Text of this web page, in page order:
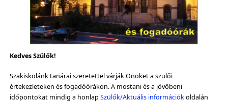
Kedves Szülők!
Szakiskolánk tanárai szeretettel várják Önöket a szülői
értekezleteken és fogadóórákon. A mostani és a jövőbeni
időpontokat mindig a honlap Szülők/Aktuális információkoldalán